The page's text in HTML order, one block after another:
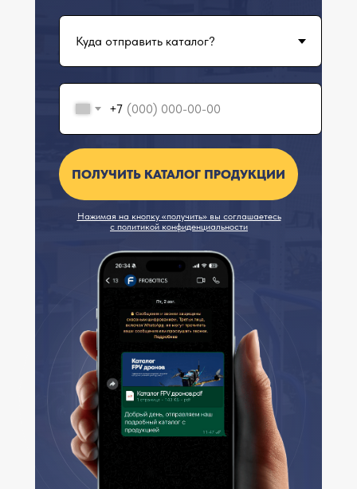
ПОЛУЧИТЬ КАТАЛОГ ПРОДУКЦИИ
Нажимая на кнопку «получить» вы соглашаетесь
с политикой конфиденциальности
+7